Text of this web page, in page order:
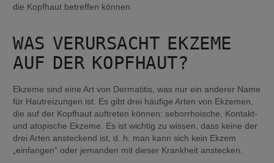
die Kopfhaut betreffen können.
WAS VERURSACHT EKZEME
AUF DER KOPFHAUT?
Ekzeme sind eine Art von Dermatitis, was nur ein anderer Name
für Hautreizungen ist. Es gibt drei häufige Arten von Ekzemen,
die auf der Kopfhaut auftreten können: seborrhoische, Kontakt-
und atopische Ekzeme. Es ist wichtig zu wissen, dass keine der
drei Arten ansteckend ist, d. h. man kann sich kein Ekzem
„einfangen“ oder jemanden mit dieser Krankheit anstecken.